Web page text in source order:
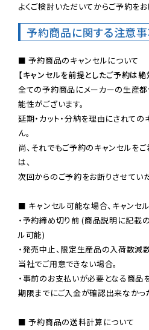
よくご検討いただいてからご予約をお
予約商品に関する注意
【キャンセルを前提としたご予約は
全ての予約商品にメーカーの生産都
能性がございます。
延期・カット・分納を理由にされて
ん。
尚、それでもご予約のキャンセルを
は、
次回からのご予約をお断りさせてい
■ キャンセル可能な場合、キャンセ
・予約締め切り前 (商品説明に記載
ル可能)
・発売中止、限定生産品の入荷数減
当社でご用意できない場合。
・事前のお支払いが必要となる商品
期限までにご入金が確認出来なかっ
■ 予約商品の送料計算について